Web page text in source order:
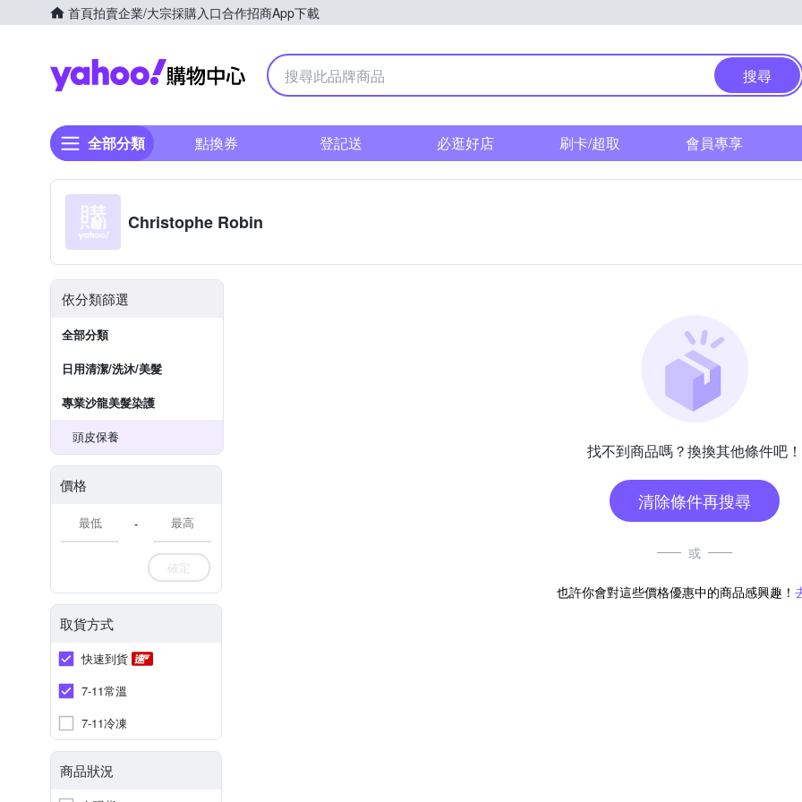
首頁拍賣企業/大宗採購入口合作招商App下載
Yahoo購物中心
搜尋
全部分類 點換券 登記送 必逛好店 刷卡/超取 會員專享
Christophe Robin
依分類篩選
全部分類
日用清潔/洗沐/美髮
專業沙龍美髮染護
頭皮保養
價格
-
確定
取貨方式
快速到貨
7-11常溫
7-11冷凍
商品狀況
找不到商品嗎？換換其他條件吧！
清除條件再搜尋
或
也許你會對這些價格優惠中的商品感興趣！